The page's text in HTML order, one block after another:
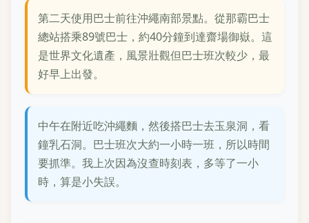
第二天使用巴士前往沖繩南部景點。從那霸巴士
總站搭乘89號巴士，約40分鐘到達齋場御嶽。這
是世界文化遺產，風景壯觀但巴士班次較少，最
好早上出發。
中午在附近吃沖繩麵，然後搭巴士去玉泉洞，看
鐘乳石洞。巴士班次大約一小時一班，所以時間
要抓準。我上次因為沒查時刻表，多等了一小
時，算是小失誤。